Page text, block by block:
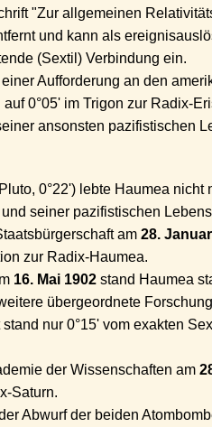
"Zur allgemeinen
und kann als
(Sextil) Verbindung ein.
Aufforderung an den
0°05' im Trigon zur Radix-
ansonsten pazifistischen
0°22') lebte Haumea
seiner pazifistischen
am 28.
zur Radix-Haumea.
16. Mai 1902stand Haumea
übergeordnete
nur 0°15' vom exakten
der Wissenschaften am
Saturn.
Abwurf der beiden